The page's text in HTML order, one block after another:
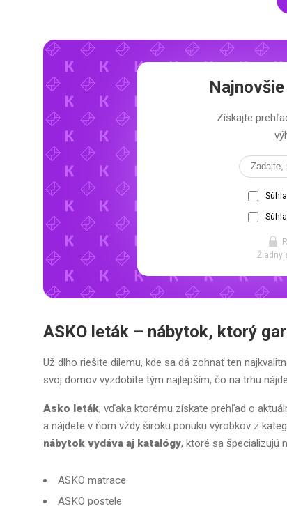
Najnovšie
Získajte
Žiadny
ASKO leták – nábytok, ktorý
Už dlho riešite dilemu, kde sa dá zohnať ten
svoj domov vyzdobíte tým najlepším, čo na trhu
Asko leták, vďaka ktorému získate prehľad o
a nájdete v ňom vždy široku ponuku výrobkov z
nábytok vydáva aj katalógy, ktoré sa špecializujú
ASKO matrace
ASKO postele